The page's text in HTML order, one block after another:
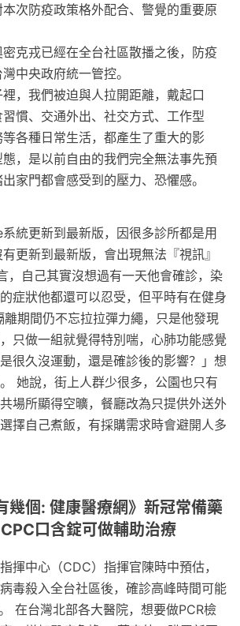
次防疫政策格外配合、警覺的重要原
克戎已經在全台社區散播之後，防疫
中央政府統一管控。
，我們被迫與人拉開距離，戴起口
慣、交通外出、社交方式、工作型
各種日常生活，都產生了重大的影
，是以前自由的我們完全無法事先預
家門都會感受到的壓力、恐懼感。
統更新到最新版，因很多診所都是用
更新到最新版，會出現無法『視訊』
，自己其實沒想過有一天他會確診，染
症狀他都還可以忍受，但平時有在健身
離期間仍不忘拉拉彈力繩，只是他發現
只做一組就覺得特別喘，心肺功能感覺
很久沒運動，還是確診後的影響？」想
她說，街上人群少很多，公園也只有
場所顯得空曠，餐廳改為只提供外送外
擇自己煮飯，有採購需求時會避開人多
幾個: 健康醫療網》新冠常備藥
口含錠可做輔助治療
揮中心（CDC）指揮官陳時中預估，
毒殺入全台社區後，確診高峰時間可能
在台灣北部各大醫院，想要做PCR檢